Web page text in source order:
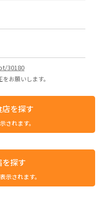
30180
をお願いします。
を探す
されます。
探す
示されます。